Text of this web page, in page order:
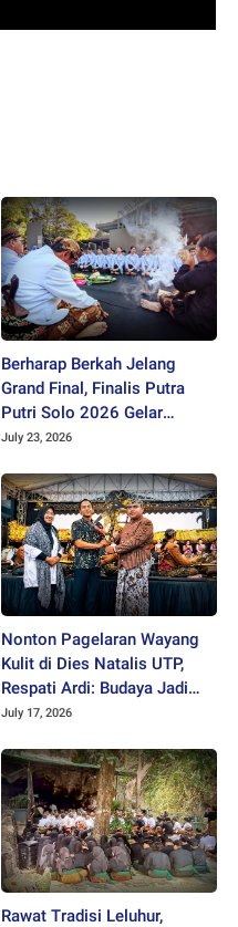
Berharap Berkah Jelang
Grand Final, Finalis Putra
Putri Solo 2026 Gelar
Wilujengan
July 23, 2026
Nonton Pagelaran Wayang
Kulit di Dies Natalis UTP,
Respati Ardi: Budaya Jadi
Benteng Karakter Generasi
July 17, 2026
Rawat Tradisi Leluhur,